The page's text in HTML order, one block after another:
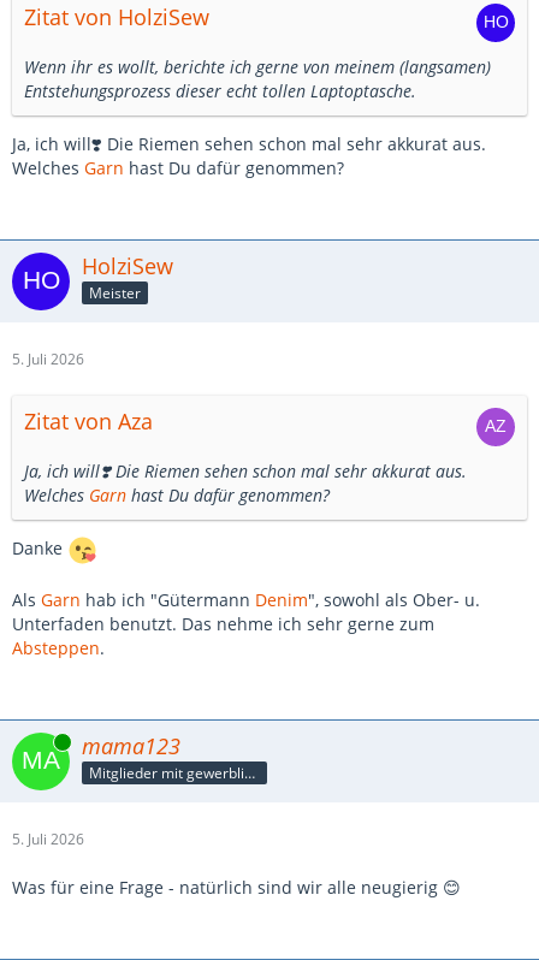
Zitat von HolziSew
Wenn ihr es wollt, berichte ich gerne von meinem (langsamen)
Entstehungsprozess dieser echt tollen Laptoptasche.
Ja, ich will❣️ Die Riemen sehen schon mal sehr akkurat aus.
Welches Garn hast Du dafür genommen?
HolziSew
Meister
5. Juli 2026
Zitat von Aza
Ja, ich will❣️ Die Riemen sehen schon mal sehr akkurat aus.
Welches Garn hast Du dafür genommen?
Danke
Als Garn hab ich "Gütermann Denim", sowohl als Ober- u.
Unterfaden benutzt. Das nehme ich sehr gerne zum
Absteppen.
Online mama123
Mitglieder mit gewerblicher Verbindung, auch als Mitarbeiter/in
5. Juli 2026
Was für eine Frage - natürlich sind wir alle neugierig 😊